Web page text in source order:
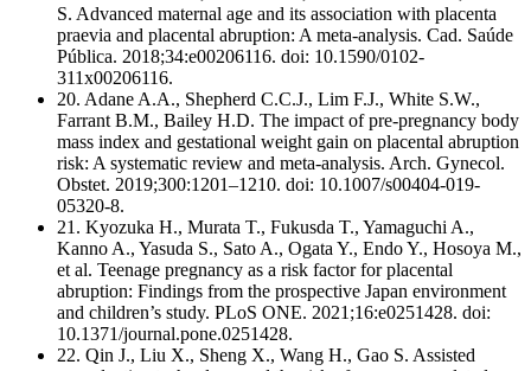
S. Advanced maternal age and its association with placenta
praevia and placental abruption: A meta-analysis. Cad. Saúde
Pública. 2018;34:e00206116. doi: 10.1590/0102-
311x00206116.
20. Adane A.A., Shepherd C.C.J., Lim F.J., White S.W.,
Farrant B.M., Bailey H.D. The impact of pre-pregnancy body
mass index and gestational weight gain on placental abruption
risk: A systematic review and meta-analysis. Arch. Gynecol.
Obstet. 2019;300:1201–1210. doi: 10.1007/s00404-019-
05320-8.
21. Kyozuka H., Murata T., Fukusda T., Yamaguchi A.,
Kanno A., Yasuda S., Sato A., Ogata Y., Endo Y., Hosoya M.,
et al. Teenage pregnancy as a risk factor for placental
abruption: Findings from the prospective Japan environment
and children’s study. PLoS ONE. 2021;16:e0251428. doi:
10.1371/journal.pone.0251428.
22. Qin J., Liu X., Sheng X., Wang H., Gao S. Assisted